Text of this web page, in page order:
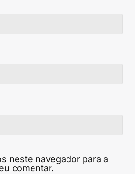
neste navegador para a
comentar.